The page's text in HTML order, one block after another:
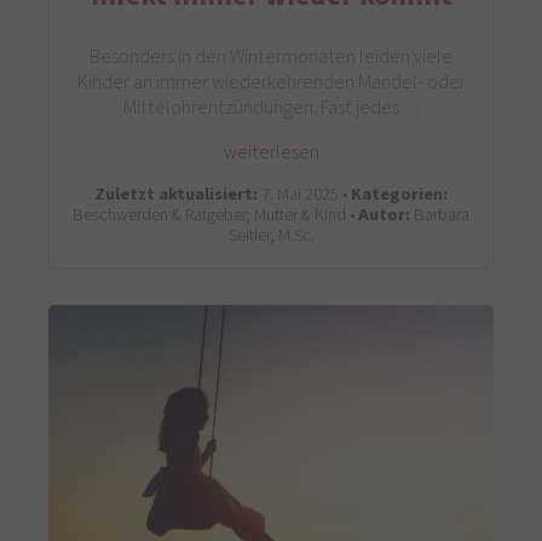
Besonders in den Wintermonaten leiden viele
Kinder an immer wiederkehrenden Mandel- oder
Mittelohrentzündungen. Fast jedes…
weiterlesen
Zuletzt aktualisiert: 7. Mai 2025 •Kategorien:
Beschwerden & Ratgeber, Mutter & Kind •Autor: Barbara
Seitler, M.Sc.